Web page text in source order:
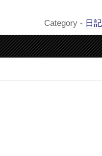
Category - 日記